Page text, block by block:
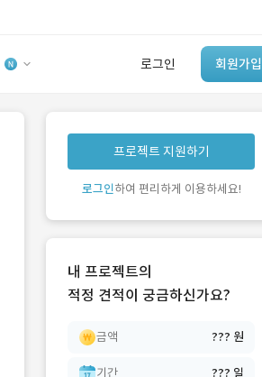
로그인 회원가입
유사사례 검색 AI
‘이런 거’ 만들어본
개발 회사 있어?
프로젝트 지원하기
로그인하여 편리하게 이용하세요!
내 프로젝트의
적정 견적이 궁금하신가요?
금액 ??? 원
기간 ??? 일